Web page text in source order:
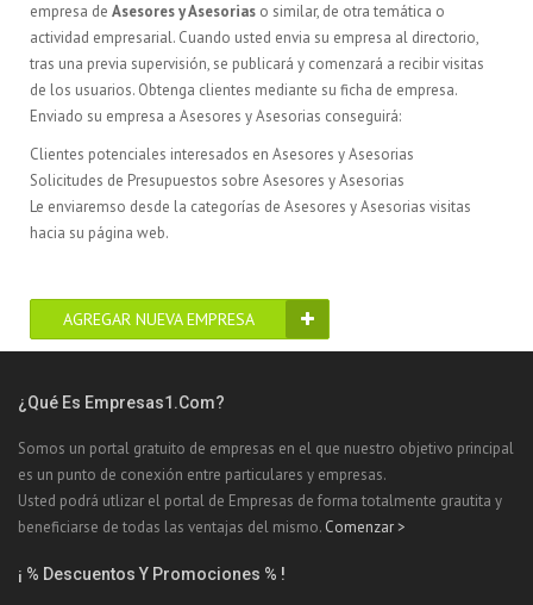
empresa de Asesores y Asesorias o similar, de otra temática o
actividad empresarial. Cuando usted envia su empresa al directorio,
tras una previa supervisión, se publicará y comenzará a recibir visitas
de los usuarios. Obtenga clientes mediante su ficha de empresa.
Enviado su empresa a Asesores y Asesorias conseguirá:
Clientes potenciales interesados en Asesores y Asesorias
Solicitudes de Presupuestos sobre Asesores y Asesorias
Le enviaremso desde la categorías de Asesores y Asesorias visitas
hacia su página web.
AGREGAR NUEVA EMPRESA
¿Qué Es Empresas1.com?
Somos un portal gratuito de empresas en el que nuestro objetivo principal
es un punto de conexión entre particulares y empresas.
Usted podrá utlizar el portal de Empresas de forma totalmente grautita y
beneficiarse de todas las ventajas del mismo. Comenzar >
¡ % Descuentos Y Promociones % !